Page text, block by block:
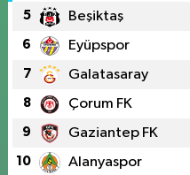
5 Beşiktaş
6 Eyüpspor
7 Galatasaray
8 Çorum FK
9 Gaziantep FK
10 Alanyaspor